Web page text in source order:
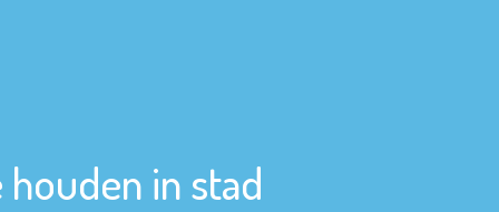
in stad